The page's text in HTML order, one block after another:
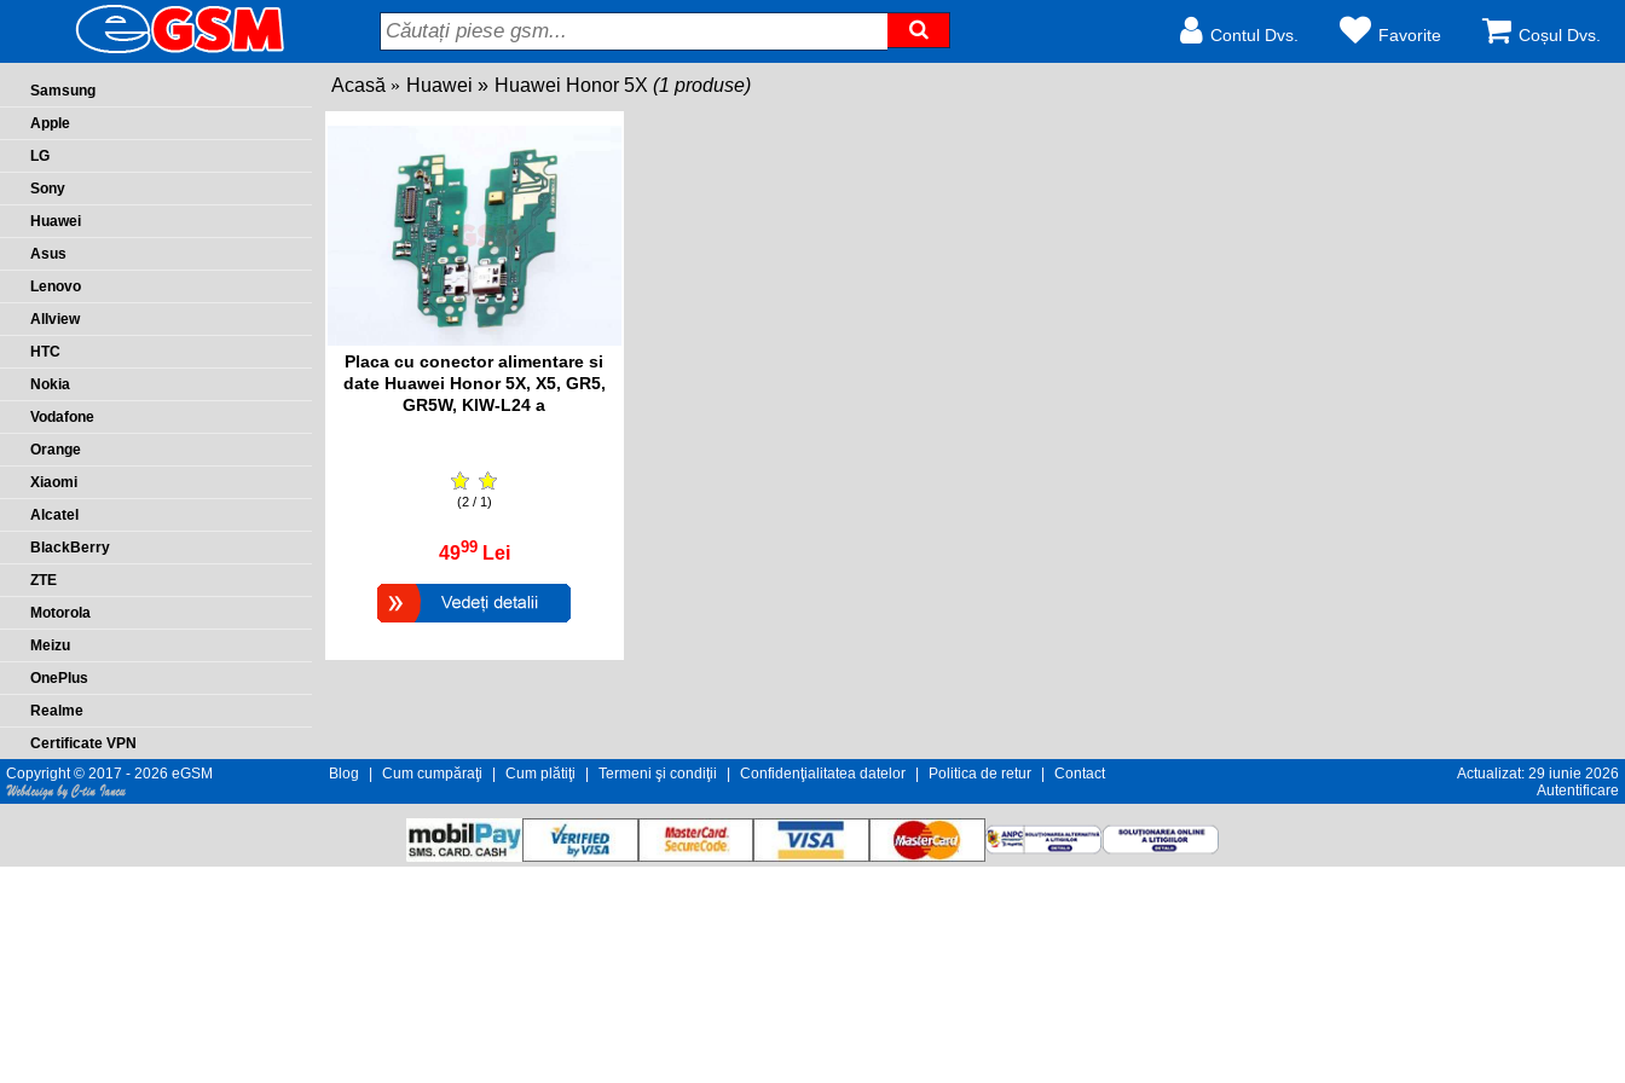
Contul Dvs. Favorite Coșul Dvs.
Samsung
Apple
LG
Sony
Huawei
Asus
Lenovo
Allview
HTC
Nokia
Vodafone
Orange
Xiaomi
Alcatel
BlackBerry
ZTE
Motorola
Meizu
OnePlus
Realme
Certificate VPN
Acasă Huawei Huawei Honor 5X (1 produse)
Placa cu conector alimentare si
date Huawei Honor 5X, X5, GR5,
GR5W, KIW-L24 a
(2 / 1)
4999 Lei
Copyright © 2017 - 2026 eGSM Blog Cum cumpăraţi Cum plătiţi Termeni şi condiţii Confidenţialitatea datelor Politica de retur Contact
Actualizat: 29 iunie 2026
Autentificare